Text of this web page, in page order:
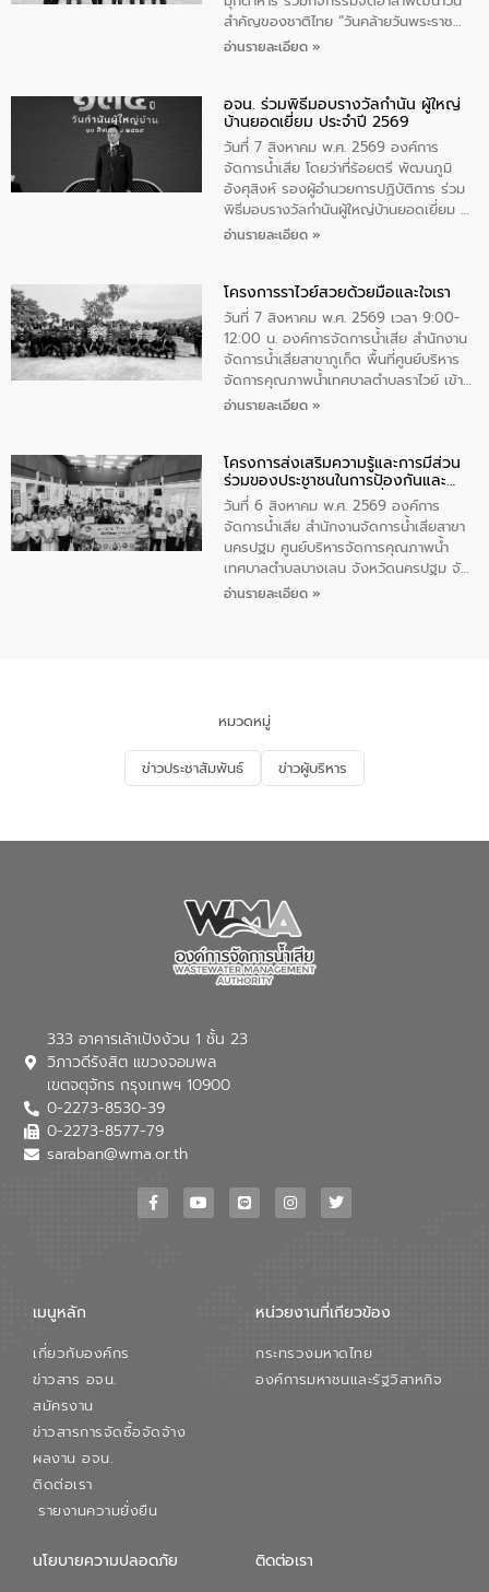
สําคัญของชาติไทย “วันคล้ายวันพระราช
สมภพ สมเด็จพระนางเจ้าสิริกิติ์พระบรม
ทิพย์คำ รองผู้ว่าราชการจังหวัดมุกดาหาร
เป็นประธานในพิธี ณ เรือนจําชั่วคราวนาโสก
ตําบลนาโสก อําเภอเมืองมุกดาหาร จังหวัด
มุกดาหาร โดยในกิจกรรมได้ร่วมปลูกป่า และ
ทําความสะอาดภายในบริเวณ จัดกิจกรรม
เพื่อถวายเป็นพระราชกุศล สมเด็จพระนาง
เจ้าสิริกิติ์พระบรมราชินีนาถ พระบรมราช
อ่านรายละเอียด »
อจน. ร่วมพิธีมอบรางวัลกำนัน ผู้ใหญ่
บ้านยอดเยี่ยม ประจำปี 2569
วันที่ 7 สิงหาคม พ.ศ. 2569 องค์การ
จัดการน้ำเสีย โดยว่าที่ร้อยตรี พัฒนภูมิ
อังศุสิงห์ รองผู้อำนวยการปฏิบัติการ ร่วม
พิธีมอบรางวัลกำนันผู้ใหญ่บ้านยอดเยี่ยม ณ
ทำเนียบรัฐบาล โดยมีนายอนุทิน ชาญวีรกูล
ทองคำและประกาศเกียรติคุณให้แก่ กำนัน
ผู้ใหญ่บ้านยอดเยี่ยม พร้อมกล่าวชื่นชม ให้
โอวาท และมอบนโยบาย
อ่านรายละเอียด »
โครงการราไวย์สวยด้วยมือและใจเรา
วันที่ 7 สิงหาคม พ.ศ. 2569 เวลา 9:00-
12:00 น. องค์การจัดการน้ำเสีย สำนักงาน
จัดการน้ำเสียสาขาภูเก็ต พื้นที่ศูนย์บริหาร
จัดการคุณภาพน้ำเทศบาลตำบลราไวย์ เข้า
ร่วมโครงการราไวย์สวยด้วยมือและใจเรา
ประชาชน ตัวแทนจากโรงแรมต่างๆ ในเขต
เทศบาลตำบลราไวย์ ศูนย์บริหารจัดการ
คุณภาพน้ำเทศบาลตำบลราไวย์ นำโดยนาย
น้อย แก้วเศษ ผู้จัดการสำนักงานจัดการน้ำ
เสียสาขาภูเก็ต พร้อมด้วยเจ้าหน้าที่ จำนวน
5 คน ร่วมทำกิจกรรม ทำความสะอาด
ชายหาดและแหล่งท่องเที่ยว ณ บริเวณ
อ่านรายละเอียด »
โครงการส่งเสริมความรู้และการมีส่วน
ร่วมของประชาชนในการป้องกันและ
แก้ไขปัญหาน้ำเสียอย่างยั่งยืน
วันที่ 6 สิงหาคม พ.ศ. 2569 องค์การ
จัดการน้ำเสีย สำนักงานจัดการน้ำเสียสาขา
นครปฐม ศูนย์บริหารจัดการคุณภาพน้ำ
เทศบาลตำบลบางเลน จังหวัดนครปฐม จัด
กิจกรรมภายใต้โครงการส่งเสริมความรู้และ
จัดการน้ำเสียและสร้างจิตสำนึกในการ
อนุรักษ์สิ่งแวดล้อม ในหัวข้อ “น้ำเสียชุมชน
และการบำบัดน้ำเสียเบื้องต้น” โดยให้ความรู้
เกี่ยวกับสาเหตุและผลกระทบของน้ำเสีย
ณ เทศบาลตำบลบางเลน จังหวัดนครปฐม
อ่านรายละเอียด »
หมวดหมู่
ข่าวประชาสัมพันธ์ ข่าวผู้บริหาร
333 อาคารเล้าเป้งง้วน 1 ชั้น 23
วิภาวดีรังสิต แขวงจอมพล
เขตจตุจักร กรุงเทพฯ 10900
0-2273-8530-39
0-2273-8577-79
saraban@wma.or.th
เมนูหลัก
เกี่ยวกับองค์กร
ข่าวสาร อจน.
สมัครงาน
ข่าวสารการจัดซื้อจัดจ้าง
ผลงาน อจน.
ติดต่อเรา
รายงานความยั่งยืน
หน่วยงานที่เกียวข้อง
กระทรวงมหาดไทย
องค์การมหาชนและรัฐวิสาหกิจ
นโยบายความปลอดภัย ติดต่อเรา